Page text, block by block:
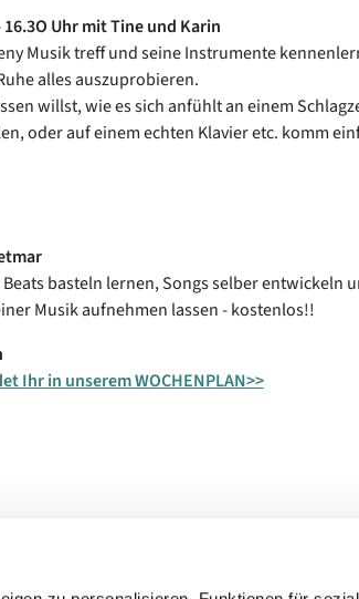
Uhr mit Tine und Karin
Musik treff und seine Instrumente
alles auszuprobieren.
willst, wie es sich anfühlt an einem
oder auf einem echten Klavier etc. komm
basteln lernen, Songs selber entwickeln
Musik aufnehmen lassen - kostenlos!!
Ihr in unserem WOCHENPLAN>>